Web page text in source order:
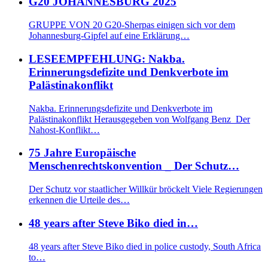
GRUPPE VON 20 G20-Sherpas einigen sich vor dem
Johannesburg-Gipfel auf eine Erklärung…
LESEEMPFEHLUNG: Nakba.
Erinnerungsdefizite und Denkverbote im
Palästinakonflikt
Nakba. Erinnerungsdefizite und Denkverbote im
Palästinakonflikt Herausgegeben von Wolfgang Benz Der
Nahost-Konflikt…
75 Jahre Europäische
Menschenrechtskonvention _ Der Schutz…
Der Schutz vor staatlicher Willkür bröckelt Viele Regierungen
erkennen die Urteile des…
48 years after Steve Biko died in…
48 years after Steve Biko died in police custody, South Africa
to…